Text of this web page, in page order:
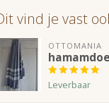
vind je vast
OTTOMANIA
Leverbaar